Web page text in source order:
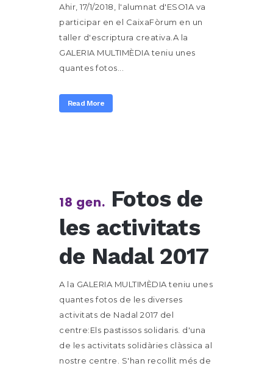
Ahir, 17/1/2018, l'alumnat d'ESO1A va
participar en el CaixaFòrum en un
taller d'escriptura creativa.A la
GALERIA MULTIMÈDIA teniu unes
quantes fotos...
Read More
18 gen. Fotos de
les activitats
de Nadal 2017
A la GALERIA MULTIMÈDIA teniu unes
quantes fotos de les diverses
activitats de Nadal 2017 del
centre:Els pastissos solidaris. d'una
de les activitats solidàries clàssica al
nostre centre. S'han recollit més de